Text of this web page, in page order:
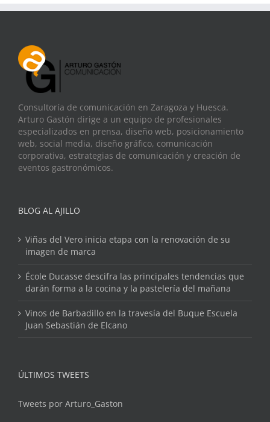
Consultoría de comunicación en Zaragoza y Huesca.
Arturo Gastón dirige a un equipo de profesionales
especializados en prensa, diseño web, posicionamiento
web, social media, diseño gráfico, comunicación
corporativa, estrategias de comunicación y creación de
eventos gastronómicos.
BLOG AL AJILLO
Viñas del Vero inicia etapa con la renovación de su
imagen de marca
École Ducasse descifra las principales tendencias que
darán forma a la cocina y la pastelería del mañana
Vinos de Barbadillo en la travesía del Buque Escuela
Juan Sebastián de Elcano
ÚLTIMOS TWEETS
Tweets por Arturo_Gaston